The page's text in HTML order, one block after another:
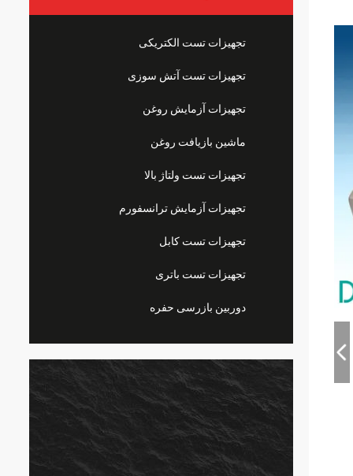
تجهیزات تست الکتریکی
تجهیزات تست آتش سوزی
تجهیزات آزمایش روغن
ماشین بازیافت روغن
تجهیزات تست ولتاژ بالا
تجهیزات آزمایش ترانسفورم
تجهیزات تست کابل
تجهیزات تست باتری
دوربین بازرسی حفره